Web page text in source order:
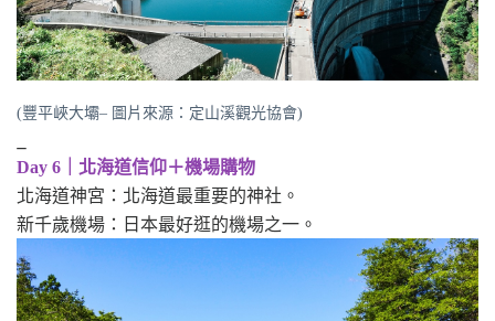
(豐平峽大壩– 圖片來源：定山溪觀光協會)
Day 6｜北海道信仰＋機場購物
北海道神宮：北海道最重要的神社。
新千歲機場：日本最好逛的機場之一。